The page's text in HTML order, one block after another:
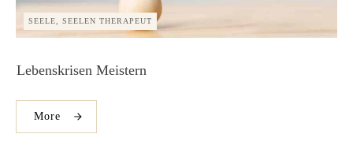
SEELE, SEELEN THERAPEUT
Lebenskrisen Meistern
More